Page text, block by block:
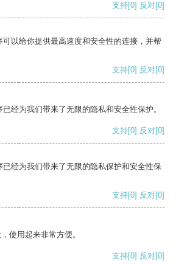
支持[0] 反对[0]
以给你提供最高速度和安全性的连接，并帮
支持[0] 反对[0]
经为我们带来了无限的隐私和安全性保护。
支持[0] 反对[0]
经为我们带来了无限的隐私保护和安全性保
支持[0] 反对[0]
使用起来非常方便。
支持[0] 反对[0]